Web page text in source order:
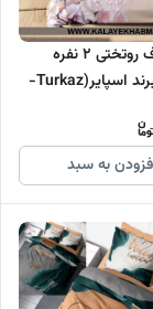
سرویس لحاف روتختی 2 نفره
چاپی تنسل برند اسپایر(Turkaz-
به سبد